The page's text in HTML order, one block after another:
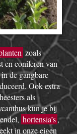
zoals
en coniferen van
de gangbare
Ook extra
als
kun je bij
hortensia’s,
in onze eigen